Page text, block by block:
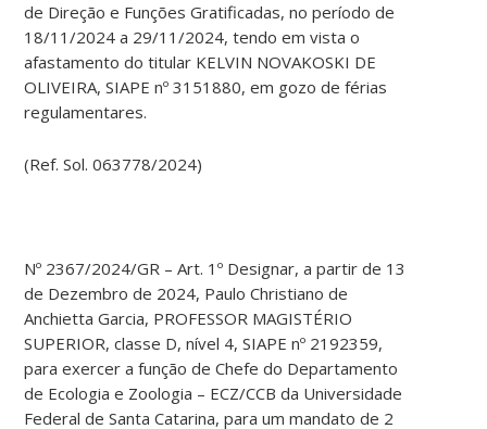
de Direção e Funções Gratificadas, no período de
18/11/2024 a 29/11/2024, tendo em vista o
afastamento do titular KELVIN NOVAKOSKI DE
OLIVEIRA, SIAPE nº 3151880, em gozo de férias
regulamentares.
(Ref. Sol. 063778/2024)
Nº 2367/2024/GR – Art. 1º Designar, a partir de 13
de Dezembro de 2024, Paulo Christiano de
Anchietta Garcia, PROFESSOR MAGISTÉRIO
SUPERIOR, classe D, nível 4, SIAPE nº 2192359,
para exercer a função de Chefe do Departamento
de Ecologia e Zoologia – ECZ/CCB da Universidade
Federal de Santa Catarina, para um mandato de 2